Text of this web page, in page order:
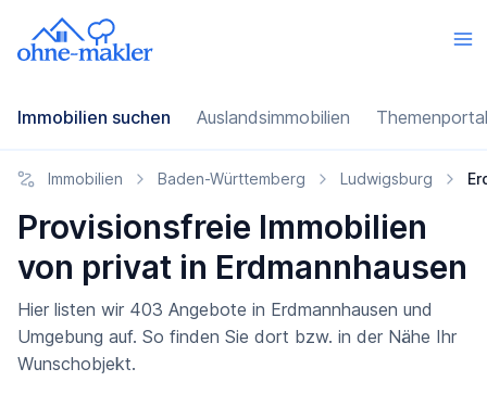
Immobilien suchen Auslandsimmobilien
Immobilien Baden-Württemberg Ludwigsburg
Provisionsfreie Immobilien
von privat in Erdmannhausen
Hier listen wir 403 Angebote in Erdmannhausen und
Umgebung auf. So finden Sie dort bzw. in der Nähe Ihr
Wunschobjekt.